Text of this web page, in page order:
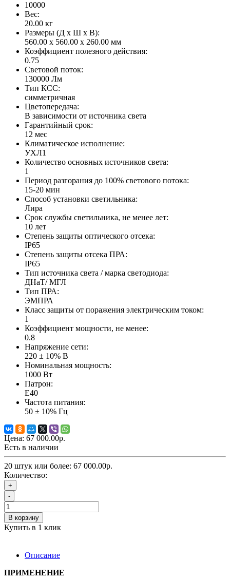
10000
Вес:
20.00 кг
Размеры (Д x Ш x В):
560.00 x 560.00 x 260.00 мм
Коэффициент полезного действия:
0.75
Световой поток:
130000 Лм
Тип КСС:
симметричная
Цветопередача:
В зависимости от источника света
Гарантийный срок:
12 мес
Климатическое исполнение:
УХЛ1
Количество основных источников света:
1
Период разгорания до 100% светового потока:
15-20 мин
Способ установки светильника:
Лира
Срок службы светильника, не менее лет:
10 лет
Степень защиты оптического отсека:
IP65
Степень защиты отсека ПРА:
IP65
Тип источника света / марка светодиода:
ДНаТ/ МГЛ
Тип ПРА:
ЭМПРА
Класс защиты от поражения электрическим током:
1
Коэффициент мощности, не менее:
0.8
Напряжение сети:
220 ± 10% В
Номинальная мощность:
1000 Вт
Патрон:
Е40
Частота питания:
50 ± 10% Гц
Цена: 67 000.00р.
Есть в наличии
20 штук или более: 67 000.00р.
Количество:
+
-
В корзину
Купить в 1 клик
Описание
ПРИМЕНЕНИЕ